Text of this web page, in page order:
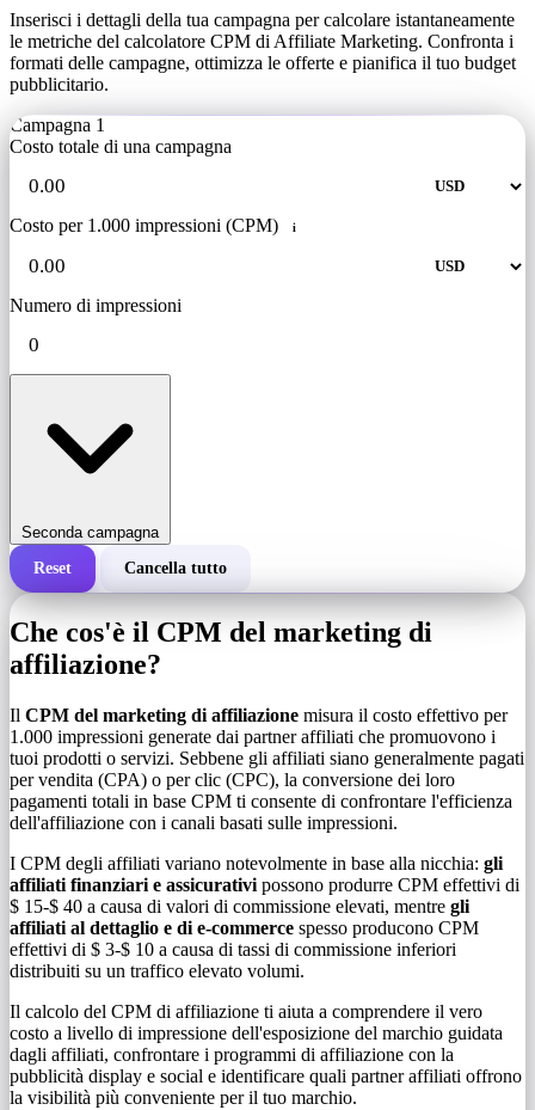
Inserisci i dettagli della tua campagna per calcolare istantaneamente
le metriche del calcolatore CPM di Affiliate Marketing. Confronta i
formati delle campagne, ottimizza le offerte e pianifica il tuo budget
pubblicitario.
Campagna 1
Costo totale di una campagna
Costo per 1.000 impressioni (CPM) i
Numero di impressioni
Seconda campagna
Costo totale di una campagna
Costo per 1.000 impressioni (CPM)
Numero di impressioni
Reset Cancella tutto
Che cos'è il CPM del marketing di
affiliazione?
Il CPM del marketing di affiliazione misura il costo effettivo per
1.000 impressioni generate dai partner affiliati che promuovono i
tuoi prodotti o servizi. Sebbene gli affiliati siano generalmente pagati
per vendita (CPA) o per clic (CPC), la conversione dei loro
pagamenti totali in base CPM ti consente di confrontare l'efficienza
dell'affiliazione con i canali basati sulle impressioni.
I CPM degli affiliati variano notevolmente in base alla nicchia: gli
affiliati finanziari e assicurativi possono produrre CPM effettivi di
$ 15-$ 40 a causa di valori di commissione elevati, mentre gli
affiliati al dettaglio e di e-commerce spesso producono CPM
effettivi di $ 3-$ 10 a causa di tassi di commissione inferiori
distribuiti su un traffico elevato volumi.
Il calcolo del CPM di affiliazione ti aiuta a comprendere il vero
costo a livello di impressione dell'esposizione del marchio guidata
dagli affiliati, confrontare i programmi di affiliazione con la
pubblicità display e social e identificare quali partner affiliati offrono
la visibilità più conveniente per il tuo marchio.